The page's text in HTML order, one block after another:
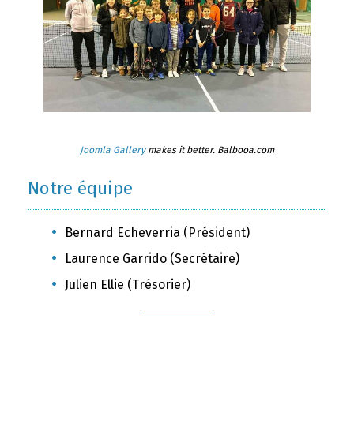
Joomla Gallerymakes it better. Balbooa.com
Notre équipe
Bernard Echeverria (Président)
Laurence Garrido (Secrétaire)
Julien Ellie (Trésorier)